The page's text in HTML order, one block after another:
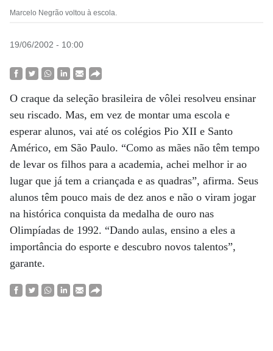
Marcelo Negrão voltou à escola.
19/06/2002 - 10:00
O craque da seleção brasileira de vôlei resolveu ensinar
seu riscado. Mas, em vez de montar uma escola e
esperar alunos, vai até os colégios Pio XII e Santo
Américo, em São Paulo. “Como as mães não têm tempo
de levar os filhos para a academia, achei melhor ir ao
lugar que já tem a criançada e as quadras”, afirma. Seus
alunos têm pouco mais de dez anos e não o viram jogar
na histórica conquista da medalha de ouro nas
Olimpíadas de 1992. “Dando aulas, ensino a eles a
importância do esporte e descubro novos talentos”,
garante.